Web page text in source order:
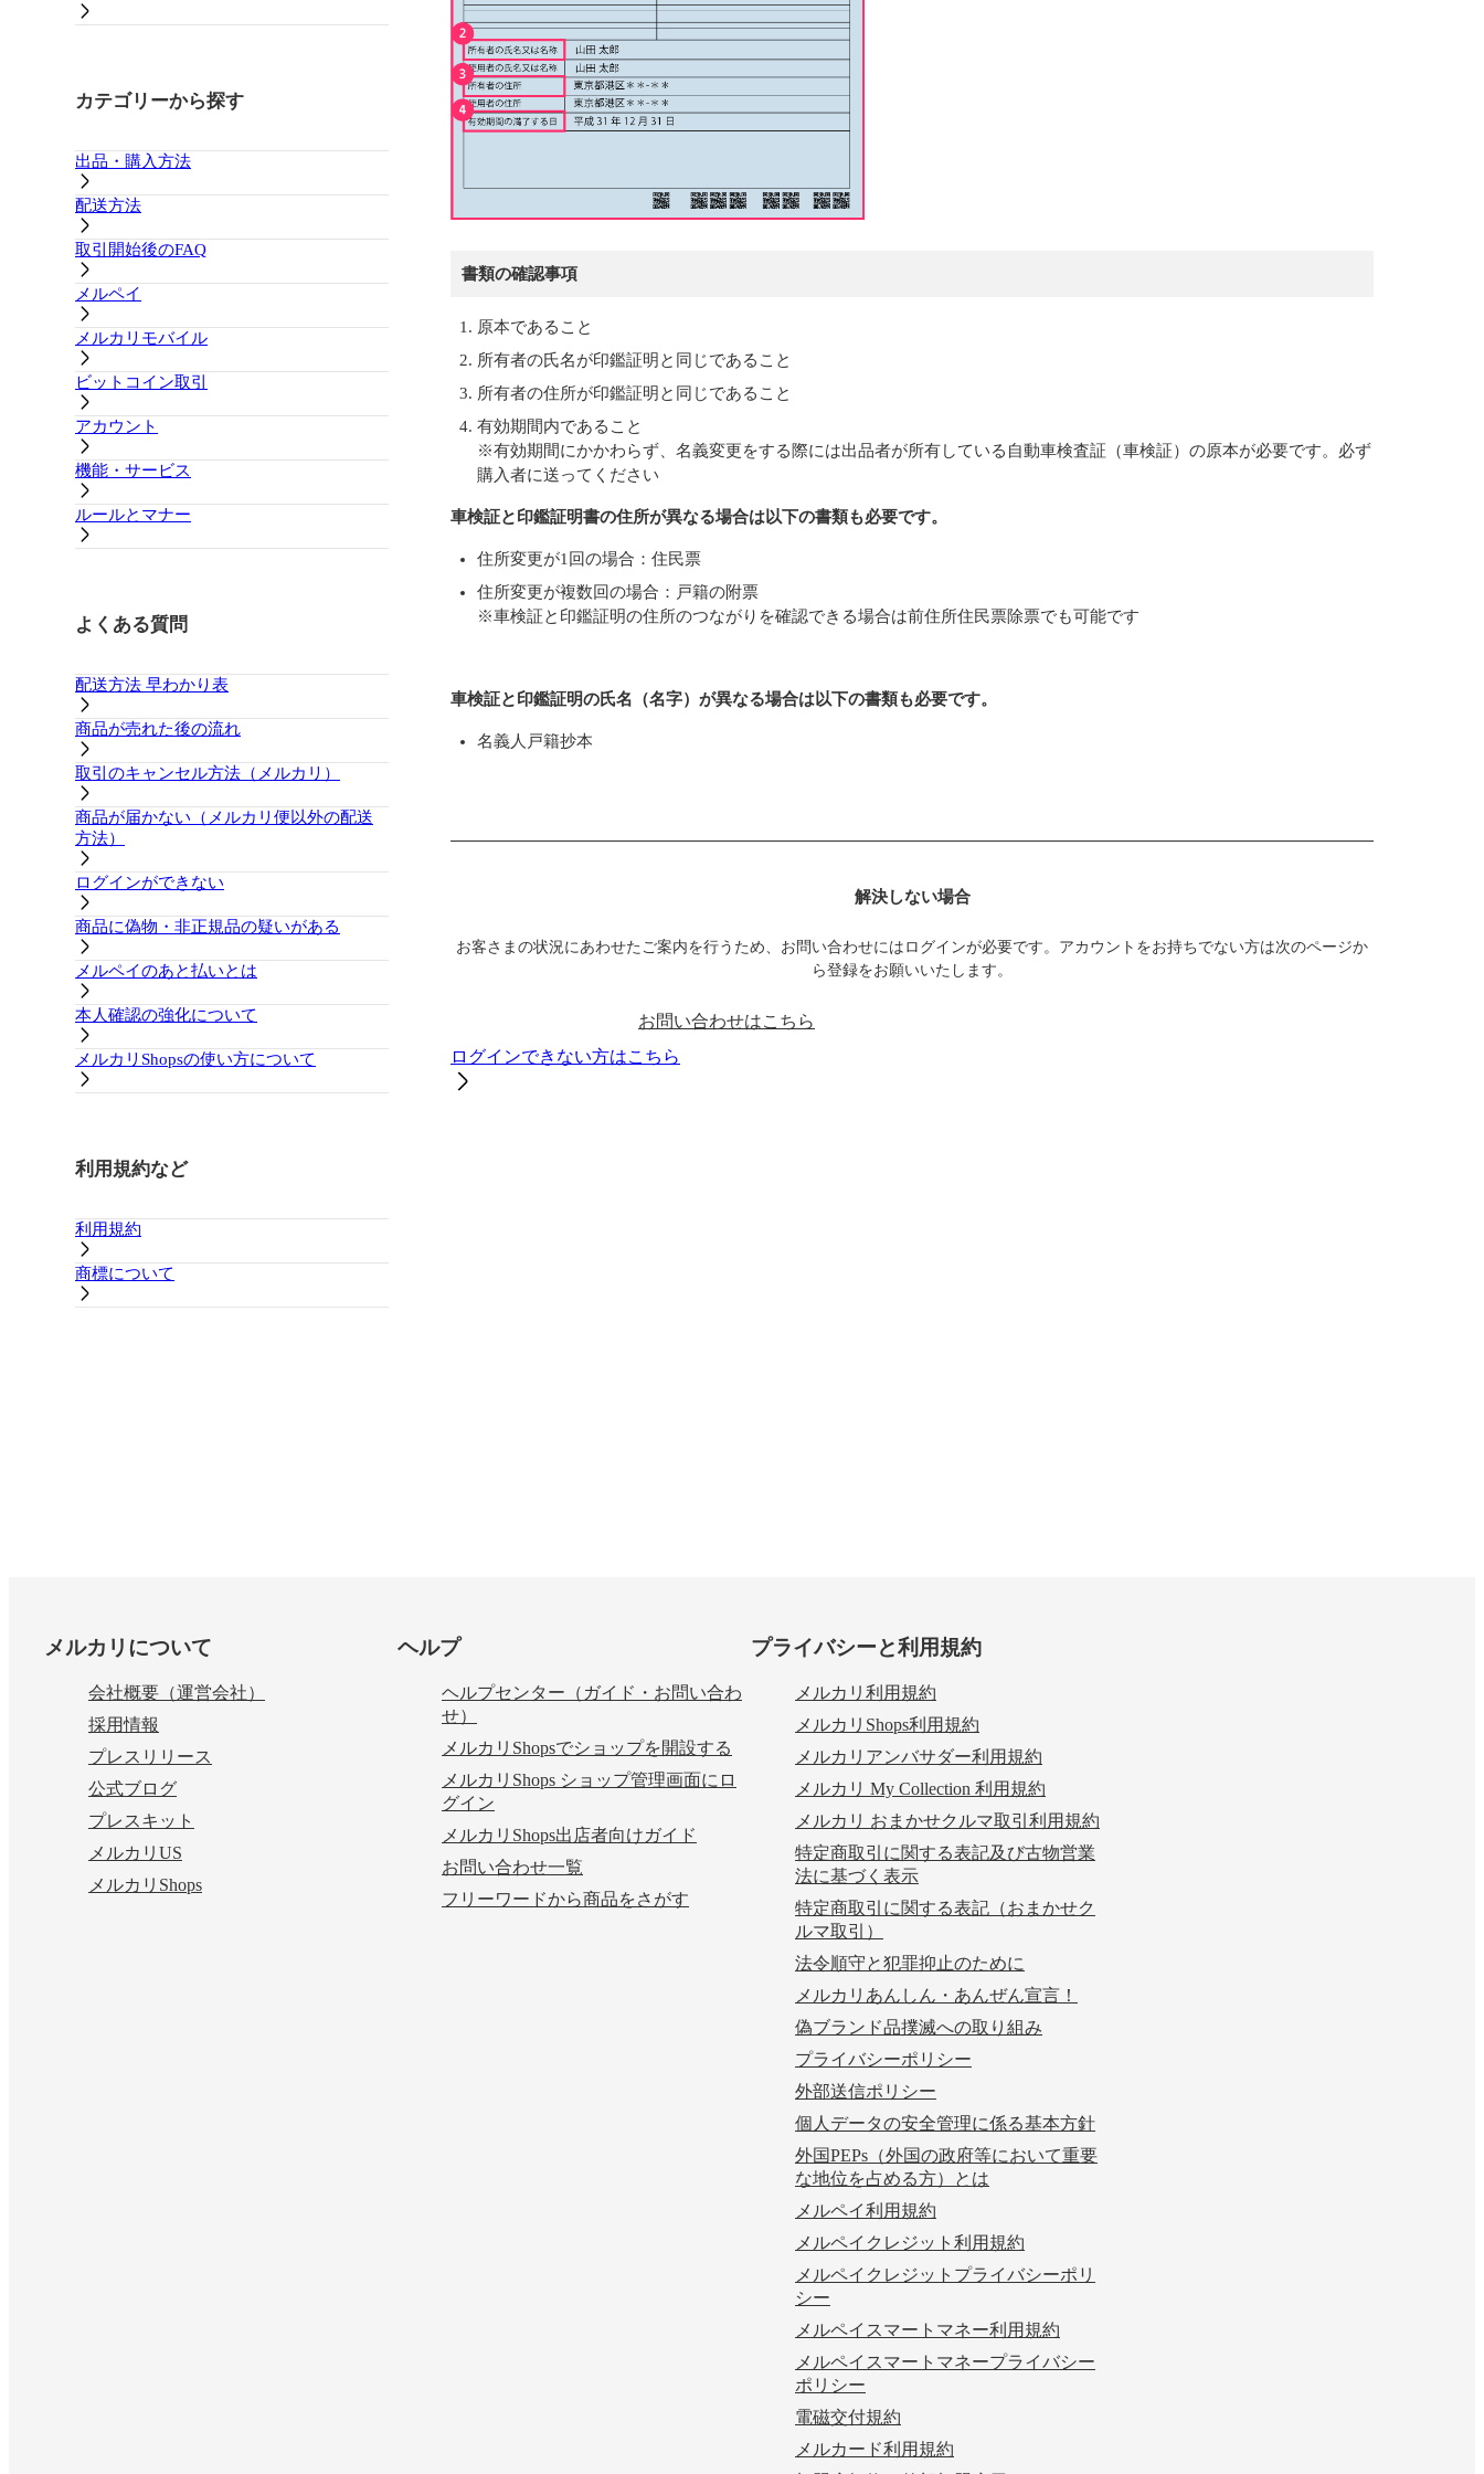
カテゴリーから探す
出品・購入方法
配送方法
取引開始後のFAQ
メルペイ
メルカリモバイル
ビットコイン取引
アカウント
機能・サービス
ルールとマナー
よくある質問
配送方法 早わかり表
商品が売れた後の流れ
取引のキャンセル方法（メルカリ）
商品が届かない（メルカリ便以外の配送
方法）
ログインができない
商品に偽物・非正規品の疑いがある
メルペイのあと払いとは
本人確認の強化について
メルカリShopsの使い方について
利用規約など
利用規約
商標について
書類の確認事項
原本であること
所有者の氏名が印鑑証明と同じであること
所有者の住所が印鑑証明と同じであること
有効期間内であること
※有効期間にかかわらず、名義変更をする際には出品者が所有している自動車検査証（車検証）の原本が必要です。必ず
購入者に送ってください
車検証と印鑑証明書の住所が異なる場合は以下の書類も必要です。
住所変更が1回の場合：住民票
住所変更が複数回の場合：戸籍の附票
※車検証と印鑑証明の住所のつながりを確認できる場合は前住所住民票除票でも可能です
車検証と印鑑証明の氏名（名字）が異なる場合は以下の書類も必要です。
名義人戸籍抄本
解決しない場合
お客さまの状況にあわせたご案内を行うため、お問い合わせにはログインが必要です。アカウントをお持ちでない方は次のページか
ら登録をお願いいたします。
お問い合わせはこちら
ログインできない方はこちら
メルカリについて
会社概要（運営会社）
採用情報
プレスリリース
公式ブログ
プレスキット
メルカリUS
メルカリShops
ヘルプ
ヘルプセンター（ガイド・お問い合わ
せ）
メルカリShopsでショップを開設する
メルカリShops ショップ管理画面にロ
グイン
メルカリShops出店者向けガイド
お問い合わせ一覧
フリーワードから商品をさがす
プライバシーと利用規約
メルカリ利用規約
メルカリShops利用規約
メルカリアンバサダー利用規約
メルカリ My Collection 利用規約
メルカリ おまかせクルマ取引利用規約
特定商取引に関する表記及び古物営業
法に基づく表示
特定商取引に関する表記（おまかせク
ルマ取引）
法令順守と犯罪抑止のために
メルカリあんしん・あんぜん宣言！
偽ブランド品撲滅への取り組み
プライバシーポリシー
外部送信ポリシー
個人データの安全管理に係る基本方針
外国PEPs（外国の政府等において重要
な地位を占める方）とは
メルペイ利用規約
メルペイクレジット利用規約
メルペイクレジットプライバシーポリ
シー
メルペイスマートマネー利用規約
メルペイスマートマネープライバシー
ポリシー
電磁交付規約
メルカード利用規約